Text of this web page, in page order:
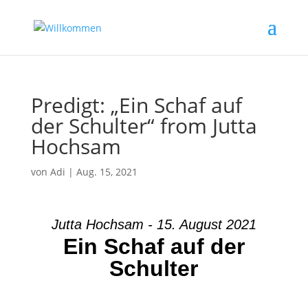
Predigt: „Ein Schaf auf
der Schulter“ from Jutta
Hochsam
von Adi | Aug. 15, 2021
Jutta Hochsam - 15. August 2021
Ein Schaf auf der
Schulter